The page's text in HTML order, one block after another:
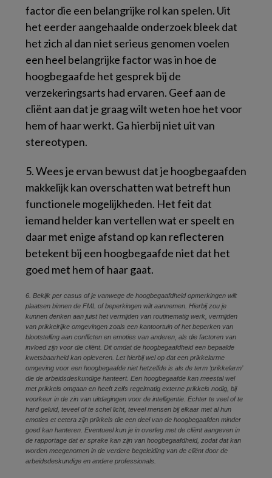
factor die een belangrijke rol kan spelen. Uit
het eerder aangehaalde onderzoek bleek dat
het zich al dan niet serieus genomen voelen
een heel belangrijke factor was in hoe de
hoogbegaafde het gesprek bij de
verzekeringsarts had ervaren. Geef aan de
cliënt aan dat je graag wilt weten hoe het voor
hem of haar werkt. Ga hierbij niet uit van
stereotypen.
5.Wees je ervan bewust dat je hoogbegaafden
makkelijk kan overschatten wat betreft hun
functionele mogelijkheden. Het feit dat
iemand helder kan vertellen wat er speelt en
daar met enige afstand op kan reflecteren
betekent bij een hoogbegaafde niet dat het
goed met hem of haar gaat.
6. Bekijk per casus of je vanwege de hoogbegaafdheid opmerkingen wilt
plaatsen binnen de FML of beperkingen wilt aannemen. Hierbij zou je
kunnen denken aan juist het vermijden van routinematig werk, vermijden
van prikkelrijke omgevingen zoals een kantoortuin of het beperken van
blootstelling aan conflicten en emoties van anderen, als die factoren van
invloed zijn voor die cliënt. Dit omdat de hoogbegaafdheid een bepaalde
kwetsbaarheid kan opleveren. Let hierbij wel op dat een prikkelarme
omgeving voor een hoogbegaafde niet hetzelfde is als de term ‘prikkelarm’
die de arbeidsdeskundige hanteert. Een hoogbegaafde kan meestal wel
met prikkels omgaan en heeft zelfs regelmatig externe prikkels nodig, bij
voorkeur in de zin van uitdagingen voor de intelligentie. Echter te veel of te
hard geluid, teveel of te schel licht, teveel mensen bij elkaar met al hun
emoties et cetera zijn prikkels die een deel van de hoogbegaafden minder
goed kan hanteren. Eventueel kun je in overleg met de cliënt aangeven in
de rapportage dat er sprake kan zijn van hoogbegaafdheid, zodat dat kan
worden meegenomen in de verdere begeleiding van de cliënt door de
arbeidsdeskundige en andere professionals.